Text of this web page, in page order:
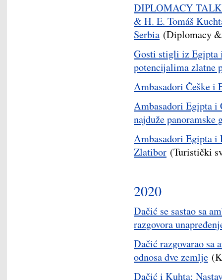
DIPLOMACY
& H. E. Tomáš
Serbia (Diplomacy
Gosti stigli iz Egipta
potencijalima zlatne
Ambasadori Češke i
Ambasadori Egipta i
najduže panoramske
Ambasadori Egipta i
Zlatibor (Turistički
2020
Dačić se sastao sa
razgovora
Dačić razgovarao sa
odnosa dve zemlje
Dačić i Kuhta: